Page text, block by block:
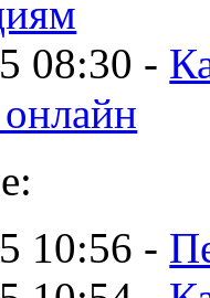
08:30 -
10:56 -